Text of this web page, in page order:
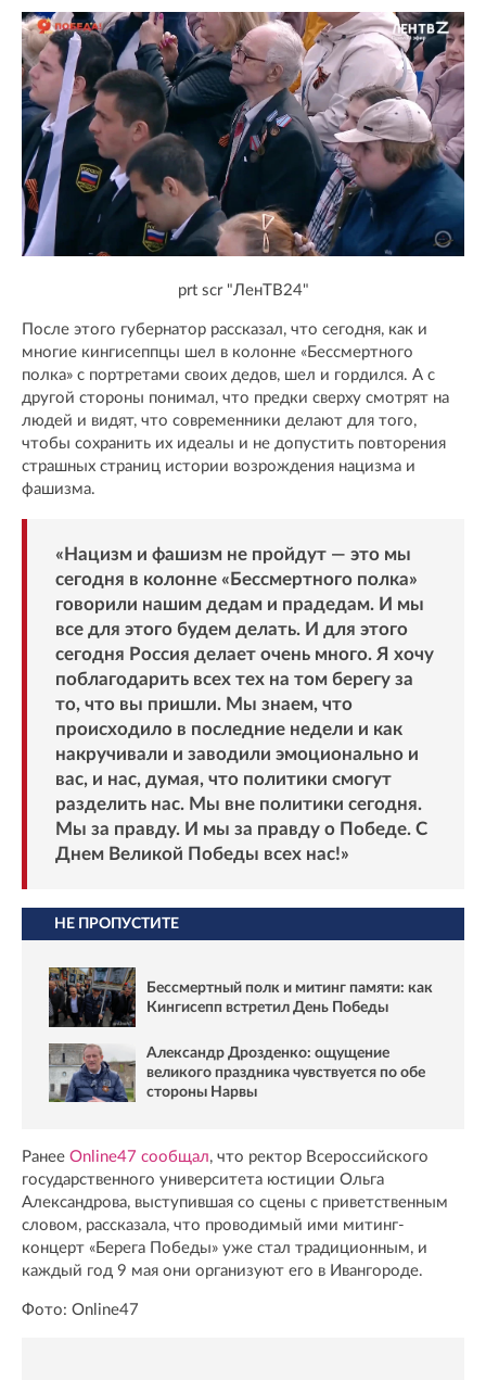
prt scr "ЛенТВ24"
После этого губернатор рассказал, что сегодня, как и
многие кингисеппцы шел в колонне «Бессмертного
полка» с портретами своих дедов, шел и гордился. А с
другой стороны понимал, что предки сверху смотрят на
людей и видят, что современники делают для того,
чтобы сохранить их идеалы и не допустить повторения
страшных страниц истории возрождения нацизма и
фашизма.
«Нацизм и фашизм не пройдут — это мы
сегодня в колонне «Бессмертного полка»
говорили нашим дедам и прадедам. И мы
все для этого будем делать. И для этого
сегодня Россия делает очень много. Я хочу
поблагодарить всех тех на том берегу за
то, что вы пришли. Мы знаем, что
происходило в последние недели и как
накручивали и заводили эмоционально и
вас, и нас, думая, что политики смогут
разделить нас. Мы вне политики сегодня.
Мы за правду. И мы за правду о Победе. С
Днем Великой Победы всех нас!»
НЕ ПРОПУСТИТЕ
Бессмертный полк и митинг памяти: как
Кингисепп встретил День Победы
Александр Дрозденко: ощущение
великого праздника чувствуется по обе
стороны Нарвы
Ранее Online47 сообщал, что ректор Всероссийского
государственного университета юстиции Ольга
Александрова, выступившая со сцены с приветственным
словом, рассказала, что проводимый ими митинг-
концерт «Берега Победы» уже стал традиционным, и
каждый год 9 мая они организуют его в Ивангороде.
Фото: Online47